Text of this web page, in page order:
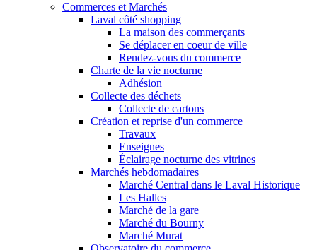
Commerces et Marchés
Laval côté shopping
La maison des commerçants
Se déplacer en coeur de ville
Rendez-vous du commerce
Charte de la vie nocturne
Adhésion
Collecte des déchets
Collecte de cartons
Création et reprise d'un commerce
Travaux
Enseignes
Éclairage nocturne des vitrines
Marchés hebdomadaires
Marché Central dans le Laval Historique
Les Halles
Marché de la gare
Marché du Bourny
Marché Murat